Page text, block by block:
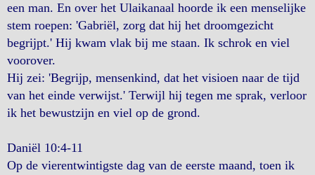
een man. En over het Ulaikanaal hoorde ik een menselijke
stem roepen: 'Gabriël, zorg dat hij het droomgezicht
begrijpt.' Hij kwam vlak bij me staan. Ik schrok en viel
voorover.
Hij zei: 'Begrijp, mensenkind, dat het visioen naar de tijd
van het einde verwijst.' Terwijl hij tegen me sprak, verloor
ik het bewustzijn en viel op de grond.
Daniël 10:4-11
Op de vierentwintigste dag van de eerste maand, toen ik